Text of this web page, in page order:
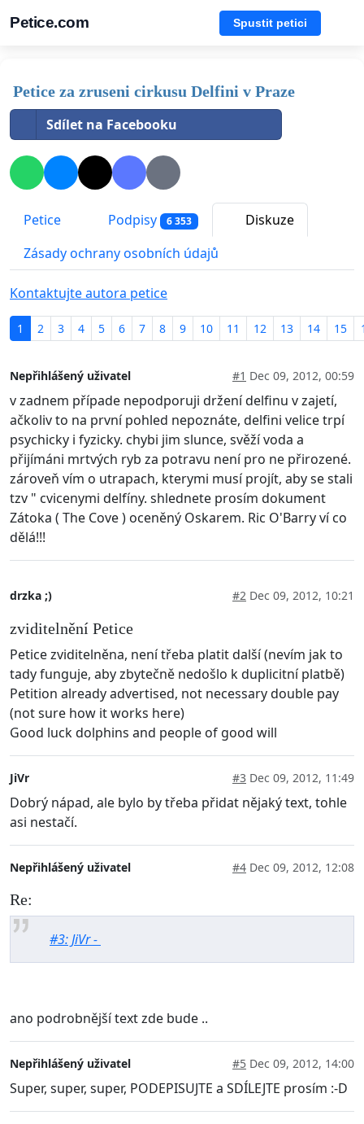
Petice.com Spustit petici
Petice za zruseni cirkusu Delfini v Praze
Sdílet na Facebooku
Petice Podpisy 6 353
Diskuze
Zásady ochrany osobních údajů
Kontaktujte autora petice
1 2 3 4 5 6 7 8 9 10 11 12 13 14 15
Nepřihlášený uživatel #1 Dec 09, 2012, 00:59
v zadnem případe nepodporuji držení delfinu v zajetí,
ačkoliv to na první pohled nepoznáte, delfini velice trpí
psychicky i fyzicky. chybi jim slunce, svěží voda a
přijímáni mrtvých ryb za potravu není pro ne přirozené.
zároveň vím o utrapach, kterymi musí projít, aby se stali
tzv " cvicenymi delfíny. shlednete prosím dokument
Zátoka ( The Cove ) oceněný Oskarem. Ric O'Barry ví co
dělá!!!
drzka ;) #2 Dec 09, 2012, 10:21
zviditelnění Petice
Petice zviditelněna, není třeba platit další (nevím jak to
tady funguje, aby zbytečně nedošlo k duplicitní platbě)
Petition already advertised, not necessary double pay
(not sure how it works here)
Good luck dolphins and people of good will
JiVr #3 Dec 09, 2012, 11:49
Dobrý nápad, ale bylo by třeba přidat nějaký text, tohle
asi nestačí.
Nepřihlášený uživatel #4 Dec 09, 2012, 12:08
Re:
#3: JiVr -
ano podrobnější text zde bude ..
Nepřihlášený uživatel #5 Dec 09, 2012, 14:00
Super, super, super, PODEPISUJTE a SDÍLEJTE prosím :-D